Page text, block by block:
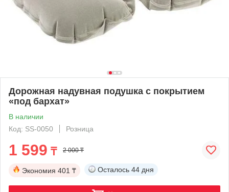
Дорожная надувная подушка с покрытием
«под бархат»
В наличии
Код: SS-0050
Розница
1 599 ₸ 2 000 ₸
Экономия 401 ₸ Осталось 44 дня